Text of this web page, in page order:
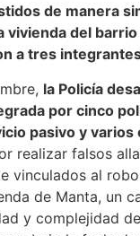
de manera
vivienda del barrio
a tres
la Policía
por cinco
pasivo y varios
realizar falsos
vinculados al
de Manta, un
y complejidad